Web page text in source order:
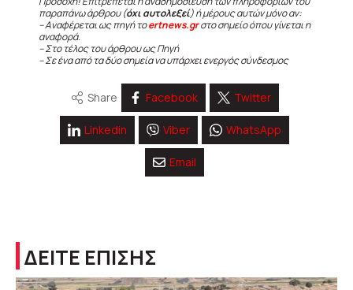
παραπάνω άρθρου (όχι αυτολεξεί) ή μέρους αυτών μόνο αν:
– Αναφέρεται ως πηγή τοertnews.grστο σημείο όπου γίνεται η
αναφορά.
– Στο τέλος του άρθρου ως Πηγή
– Σε ένα από τα δύο σημεία να υπάρχει ενεργός σύνδεσμος
Share Facebook Twitter
Linkedin Viber WhatsApp
Email
ΔΕΙΤΕ ΕΠΙΣΗΣ